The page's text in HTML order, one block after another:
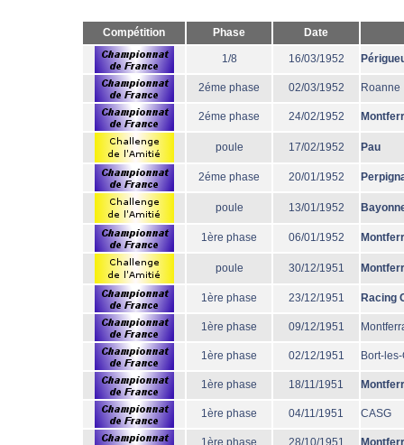
Compétition Phase Date
1/8 16/03/1952
2éme phase 02/03/1952 Roanne
2éme phase 24/02/1952
poule 17/02/1952 Pau
2éme phase 20/01/1952
poule 13/01/1952
1ère phase 06/01/1952
poule 30/12/1951
1ère phase 23/12/1951 Racing
1ère phase 09/12/1951
1ère phase 02/12/1951 Bort-
1ère phase 18/11/1951
1ère phase 04/11/1951 CASG
1ère phase 28/10/1951